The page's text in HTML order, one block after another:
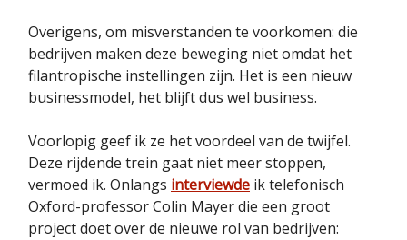
Overigens, om misverstanden te voorkomen: die
bedrijven maken deze beweging niet omdat het
filantropische instellingen zijn. Het is een nieuw
businessmodel, het blijft dus wel business.
Voorlopig geef ik ze het voordeel van de twijfel.
Deze rijdende trein gaat niet meer stoppen,
vermoed ik. Onlangs interviewde ik telefonisch
Oxford-professor Colin Mayer die een groot
project doet over de nieuwe rol van bedrijven: